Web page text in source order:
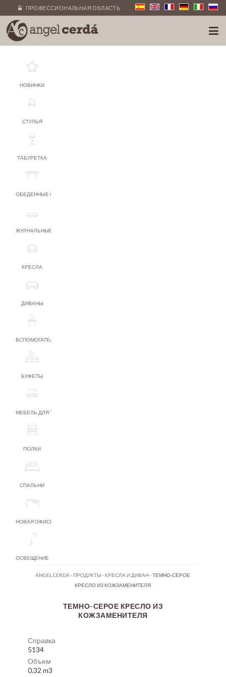
ПРОФЕССИОНАЛЬНАЯ ОБЛАСТЬ
НОВИНКИ
СТУЛЬЯ
ТАБУРЕТКА
ОБЕДЕННЫЕ СТОЛЫ
ЖУРНАЛЬНЫЕ СТОЛИКИ
КРЕСЛА
ДИВАНЫ
ВСПОМОГАТЕЛЬНАЯ МЕБЕЛЬ
БУФЕТЫ
МЕБЕЛЬ ДЛЯ ТВ
ПОЛКИ
СПАЛЬНИ
НОВАЯ ОФИСНАЯ МЕБЕЛЬ
ОСВЕЩЕНИЕ
ÁNGEL CERDÁ -ПРОДУКТЫ -КРЕСЛА И ДИВАН-ТЕМНО-СЕРОЕ
КРЕСЛО ИЗ КОЖЗАМЕНИТЕЛЯ
ТЕМНО-СЕРОЕ КРЕСЛО ИЗ
КОЖЗАМЕНИТЕЛЯ
Справка
5134
Объем
0,32 m3